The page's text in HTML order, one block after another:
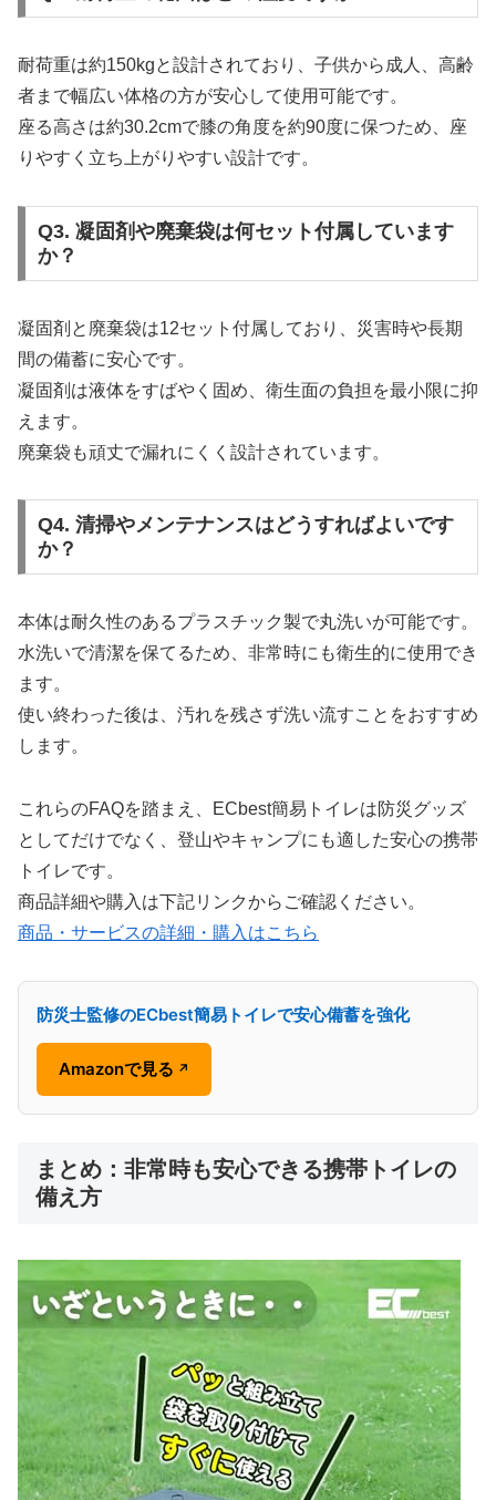
耐荷重は約150kgと設計されており、子供から成人、高齢
者まで幅広い体格の方が安心して使用可能です。
座る高さは約30.2cmで膝の角度を約90度に保つため、座
りやすく立ち上がりやすい設計です。
Q3. 凝固剤や廃棄袋は何セット付属しています
か？
凝固剤と廃棄袋は12セット付属しており、災害時や長期
間の備蓄に安心です。
凝固剤は液体をすばやく固め、衛生面の負担を最小限に抑
えます。
廃棄袋も頑丈で漏れにくく設計されています。
Q4. 清掃やメンテナンスはどうすればよいです
か？
本体は耐久性のあるプラスチック製で丸洗いが可能です。
水洗いで清潔を保てるため、非常時にも衛生的に使用でき
ます。
使い終わった後は、汚れを残さず洗い流すことをおすすめ
します。
これらのFAQを踏まえ、ECbest簡易トイレは防災グッズ
としてだけでなく、登山やキャンプにも適した安心の携帯
トイレです。
商品詳細や購入は下記リンクからご確認ください。
商品・サービスの詳細・購入はこちら
防災士監修のECbest簡易トイレで安心備蓄を強化
Amazonで見る ↗
まとめ：非常時も安心できる携帯トイレの
備え方